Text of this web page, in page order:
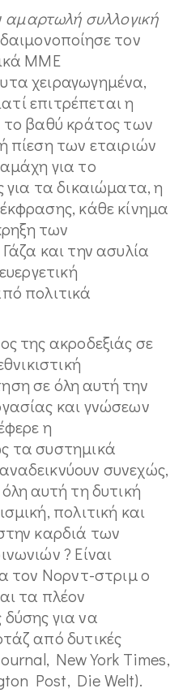
αμαρτωλή συλλογική
τον
ΜΜΕ
χειραγωγημένα,
επιτρέπεται η
το βαθύ κράτος των
πίεση των εταιριών
για το
για τα δικαιώματα, η
κάθε κίνημα
των
και την ασυλία
πολιτικά
της ακροδεξιάς σε
σε όλη αυτή την
και γνώσεων
η
τα συστημικά
συνεχώς,
αυτή τη δυτική
πολιτική και
καρδιά των
? Είναι
τον Νορντ-στριμ ο
τα πλέον
για να
από δυτικές
New York Times,
Post, Die Welt).